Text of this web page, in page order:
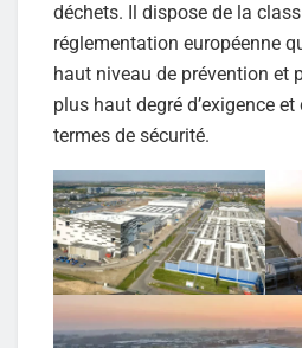
déchets. Il dispose de la
réglementation européenne
haut niveau de prévention et
plus haut degré d’exigence
termes de sécurité.